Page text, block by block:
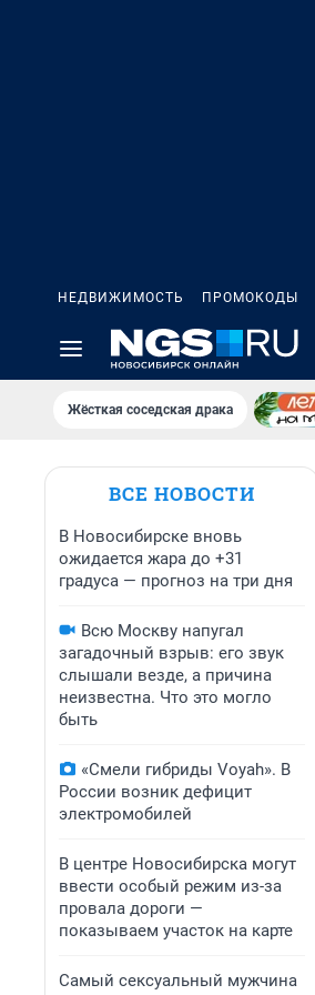
НЕДВИЖИМОСТЬ ПРОМОКОДЫ
Жёсткая соседская драка
ВСЕ НОВОСТИ
В Новосибирске вновь
ожидается жара до +31
градуса — прогноз на три дня
Всю Москву напугал
загадочный взрыв: его звук
слышали везде, а причина
неизвестна. Что это могло
быть
«Смели гибриды Voyah». В
России возник дефицит
электромобилей
В центре Новосибирска могут
ввести особый режим из-за
провала дороги —
показываем участок на карте
Самый сексуальный мужчина